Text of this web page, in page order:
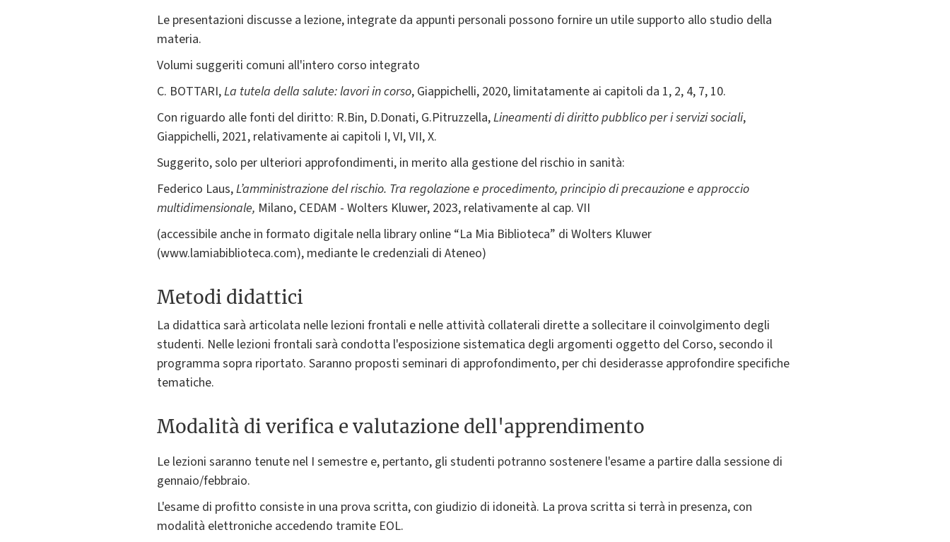
Le presentazioni discusse a lezione, integrate da appunti personali possono fornire un utile supporto allo studio della
materia.
Volumi suggeriti comuni all'intero corso integrato
C. BOTTARI,La tutela della salute: lavori in corso, Giappichelli, 2020, limitatamente ai capitoli da 1, 2, 4, 7, 10.
Con riguardo alle fonti del diritto: R.Bin, D.Donati, G.Pitruzzella,Lineamenti di diritto pubblico per i servizi sociali,
Giappichelli, 2021, relativamente ai capitoli I, VI, VII, X.
Suggerito, solo per ulteriori approfondimenti, in merito alla gestione del rischio in sanità:
Federico Laus,L’amministrazione del rischio. Tra regolazione e procedimento, principio di precauzione e approccio
multidimensionale, Milano, CEDAM - Wolters Kluwer, 2023, relativamente al cap. VII
(accessibile anche in formato digitale nella library online “La Mia Biblioteca” di Wolters Kluwer
(www.lamiabiblioteca.com), mediante le credenziali di Ateneo)
Metodi didattici
La didattica sarà articolata nelle lezioni frontali e nelle attività collaterali dirette a sollecitare il coinvolgimento degli
studenti. Nelle lezioni frontali sarà condotta l'esposizione sistematica degli argomenti oggetto del Corso, secondo il
programma sopra riportato. Saranno proposti seminari di approfondimento, per chi desiderasse approfondire specifiche
tematiche.
Modalità di verifica e valutazione dell'apprendimento
Le lezioni saranno tenute nel I semestre e, pertanto, gli studenti potranno sostenere l'esame a partire dalla sessione di
gennaio/febbraio.
L'esame di profitto consiste in una prova scritta, con giudizio di idoneità. La prova scritta si terrà in presenza, con
modalità elettroniche accedendo tramite EOL.